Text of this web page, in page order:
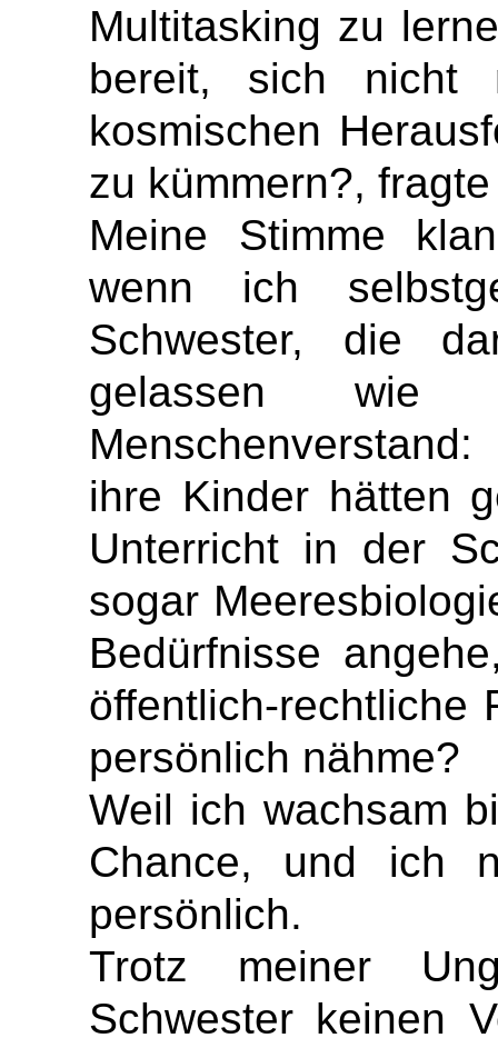
Multitasking zu
bereit, sich nicht
kosmischen
zu kümmern?,
Meine Stimme
wenn ich
Schwester, die
gelassen wie
ihre Kinder hätten
Unterricht in der
sogar
Bedürfnisse
öffentlich-rechtliche
persönlich nähme?
Weil ich wachsam
Chance, und ich
persönlich.
Trotz meiner
Schwester keinen